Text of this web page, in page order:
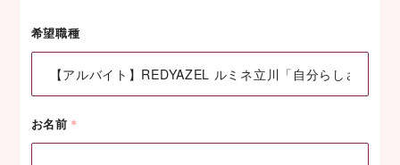
希望職種
お名前 ＊